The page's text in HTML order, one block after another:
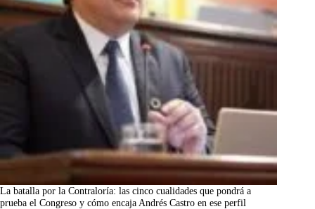
La batalla por la Contraloría: las cinco cualidades que pondrá a
prueba el Congreso y cómo encaja Andrés Castro en ese perfil